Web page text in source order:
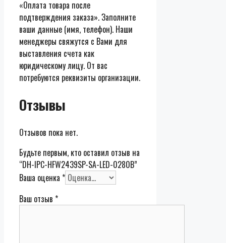
«Оплата товара после
подтверждения заказа». Заполните
ваши данные (имя, телефон). Наши
менеджеры свяжутся с Вами для
выставления счета как
юридическому лицу. От вас
потребуются реквизиты организации.
Отзывы
Отзывов пока нет.
Будьте первым, кто оставил отзыв на
“DH-IPC-HFW2439SP-SA-LED-0280B”
Ваша оценка *
Ваш отзыв *